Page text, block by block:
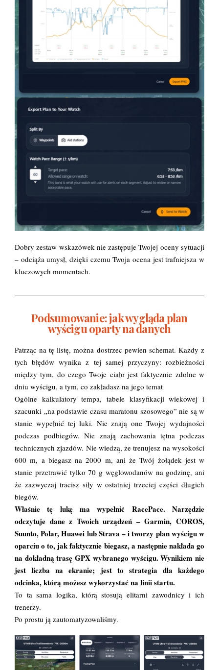
Dobry zestaw wskazówek nie zastępuje Twojej oceny sytuacji
– odciąża umysł, dzięki czemu Twoja ocena jest trafniejsza w
kluczowych momentach.
Podsumowanie: jak wygląda plan
wyścigu oparty na danych
Patrząc na tę listę, można dostrzec pewien schemat. Każdy z
tych błędów wynika z tej samej przyczyny: rozbieżności
między tym, do czego Twoje ciało jest faktycznie zdolne w
dniu wyścigu, a tym, co zakładasz na jego temat
Ogólne kalkulatory tempa, tabele klasyfikacji wiekowej i
szacunki „na podstawie czasu maratonu szosowego” nie są w
stanie wypełnić tej luki. Nie znają one Twojej wydajności
podczas podbiegów. Nie znają zachowania tętna podczas
technicznych zjazdów. Nie wiedzą, że trenujesz na wysokości
600 m, a biegasz na 2000 m, ani że Twój żołądek jest w
stanie przetrawić tylko 70 g węglowodanów na godzinę, ani
że zazwyczaj tracisz siły w ostatniej trzeciej części długich
biegów.
Właśnie tę lukę ma wypełnić RacePace. Narzędzie
odczytuje dane z Twoich urządzeń – Garmin, COROS,
Suunto, Polar, Huawei lub Strava – i tworzy plan wyścigu w
oparciu o to, jak faktycznie biegasz, a następnie nakłada go
na dokładną trasę GPX wybranego wyścigu. Wynikiem nie
jest liczba na ekranie; jest to strategia dla każdego
odcinka, którą możesz wykorzystać na linii startu.
To ta sama logika, którą stosują elitarni zawodnicy i ich
trenerzy.
Po prostu ją zautomatyzowaliśmy.